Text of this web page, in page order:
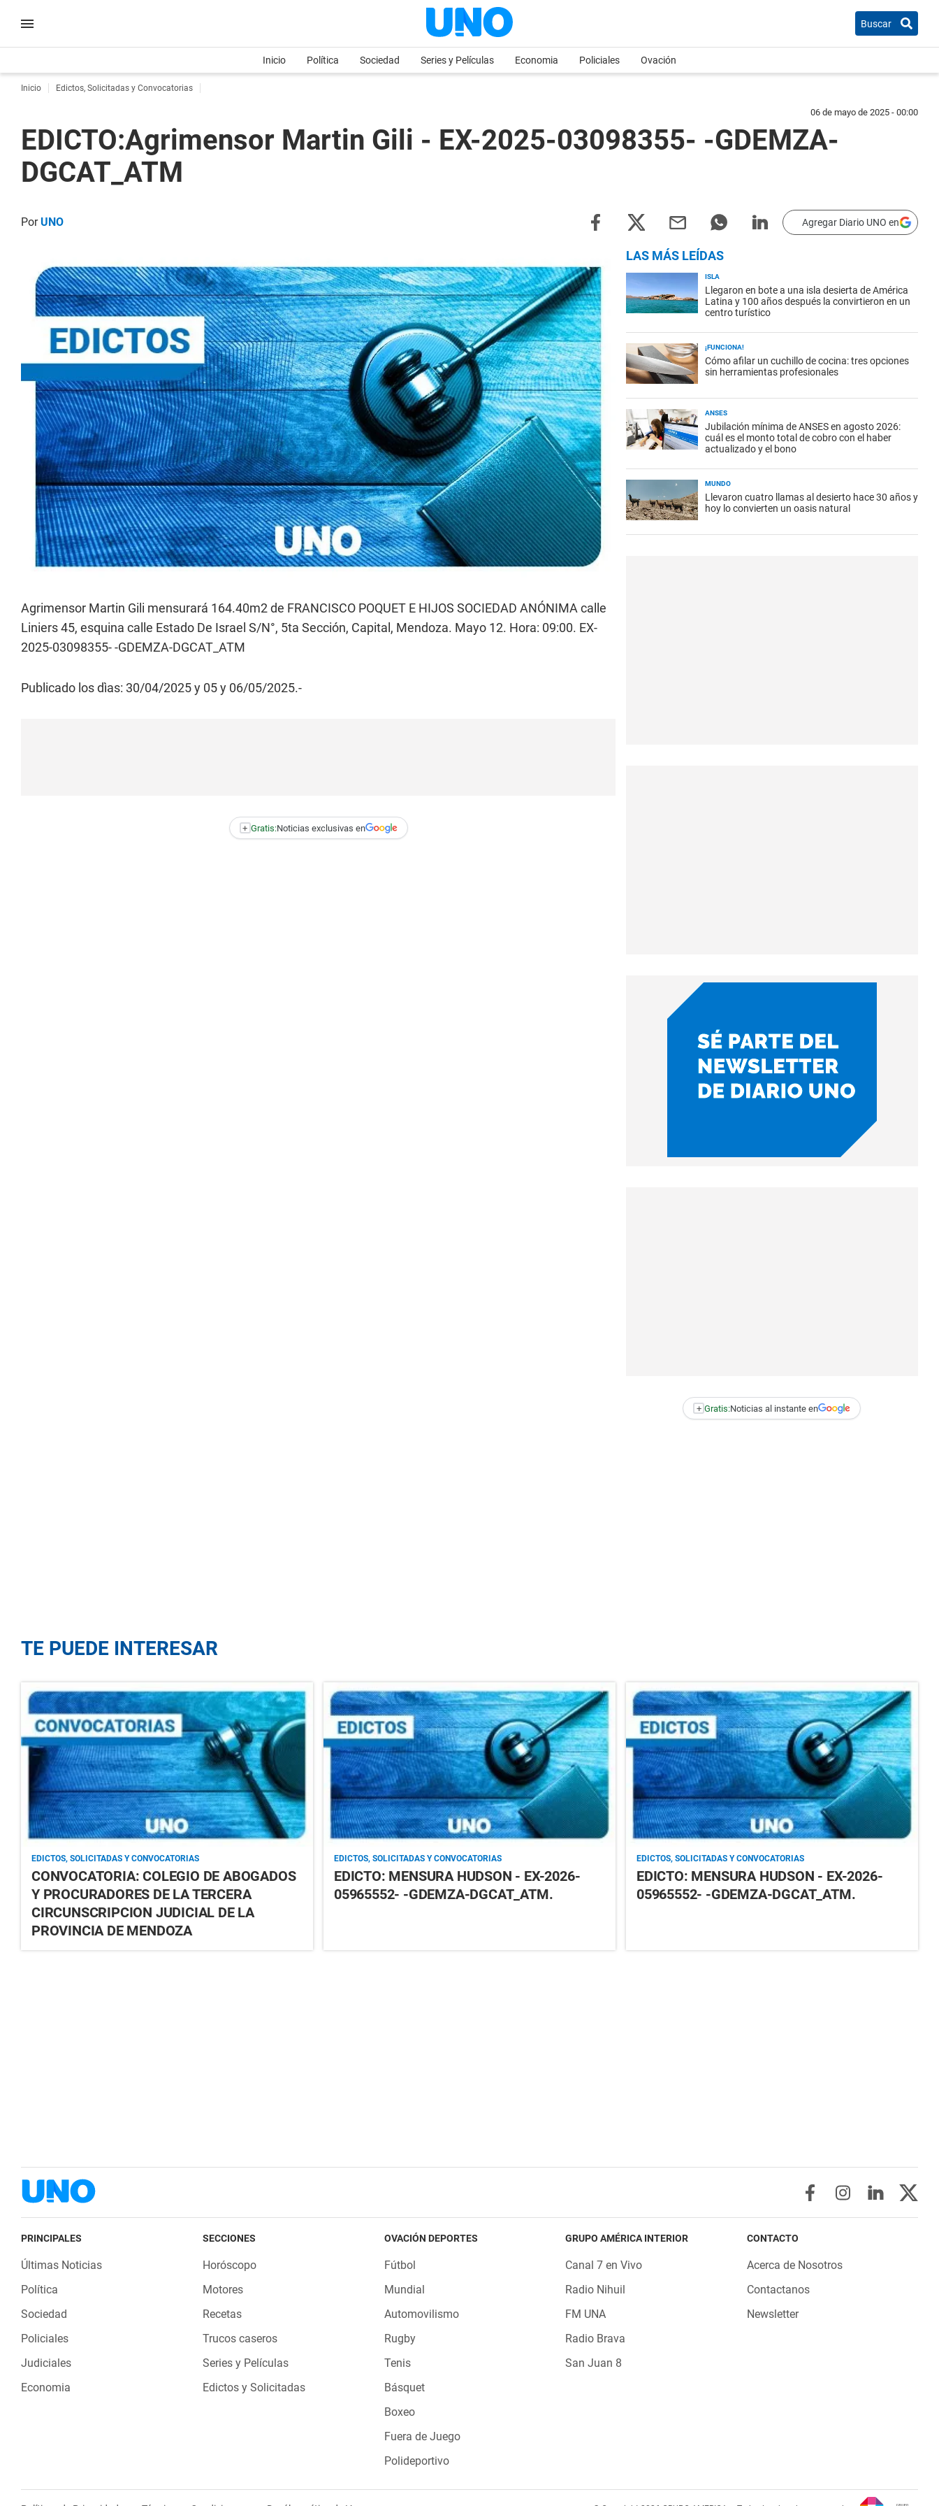
Buscar
Inicio Política Sociedad Series y Películas Economia Policiales Ovación
Inicio Edictos, Solicitadas y Convocatorias
06 de mayo de 2025 - 00:00
EDICTO:Agrimensor Martin Gili - EX-2025-03098355- -GDEMZA-
DGCAT_ATM
PorUNO Agregar Diario UNO en
Agrimensor Martin Gili mensurará 164.40m2 de FRANCISCO POQUET E HIJOS SOCIEDAD ANÓNIMA calle
Liniers 45, esquina calle Estado De Israel S/N°, 5ta Sección, Capital, Mendoza. Mayo 12. Hora: 09:00. EX-
2025-03098355- -GDEMZA-DGCAT_ATM
Publicado los dìas: 30/04/2025 y 05 y 06/05/2025.-
+ Gratis:Noticias exclusivas en
LAS MÁS LEÍDAS
ISLA
Llegaron en bote a una isla desierta de América
Latina y 100 años después la convirtieron en un
centro turístico
¡FUNCIONA!
Cómo afilar un cuchillo de cocina: tres opciones
sin herramientas profesionales
ANSES
Jubilación mínima de ANSES en agosto 2026:
cuál es el monto total de cobro con el haber
actualizado y el bono
MUNDO
Llevaron cuatro llamas al desierto hace 30 años y
hoy lo convierten un oasis natural
+ Gratis:Noticias al instante en
TE PUEDE INTERESAR
EDICTOS, SOLICITADAS Y CONVOCATORIAS
CONVOCATORIA: COLEGIO DE ABOGADOS
Y PROCURADORES DE LA TERCERA
CIRCUNSCRIPCION JUDICIAL DE LA
PROVINCIA DE MENDOZA
EDICTOS, SOLICITADAS Y CONVOCATORIAS
EDICTO: MENSURA HUDSON - EX-2026-
05965552- -GDEMZA-DGCAT_ATM.
EDICTOS, SOLICITADAS Y CONVOCATORIAS
EDICTO: MENSURA HUDSON - EX-2026-
05965552- -GDEMZA-DGCAT_ATM.
PRINCIPALES
Últimas Noticias
Política
Sociedad
Policiales
Judiciales
Economia
SECCIONES
Horóscopo
Motores
Recetas
Trucos caseros
Series y Películas
Edictos y Solicitadas
OVACIÓN DEPORTES
Fútbol
Mundial
Automovilismo
Rugby
Tenis
Básquet
Boxeo
Fuera de Juego
Polideportivo
GRUPO AMÉRICA INTERIOR
Canal 7 en Vivo
Radio Nihuil
FM UNA
Radio Brava
San Juan 8
CONTACTO
Acerca de Nosotros
Contactanos
Newsletter